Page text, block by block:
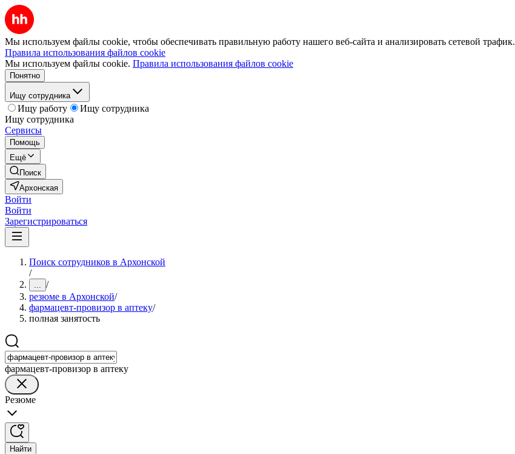
Мы используем файлы cookie, чтобы обеспечивать правильную работу нашего веб-сайта и анализировать сетевой трафик.
Правила использования файлов cookie
Мы используем файлы cookie. Правила использования файлов cookie
Понятно
Ищу сотрудника
Ищу работу
Ищу сотрудника
Ищу сотрудника
Сервисы
Помощь
Ещё
Поиск
Архонская
Войти
Войти
Зарегистрироваться
Поиск сотрудников в Архонской
/
... /
резюме в Архонской/
фармацевт-провизор в аптеку/
полная занятость
фармацевт-провизор в аптеку
Резюме
Найти